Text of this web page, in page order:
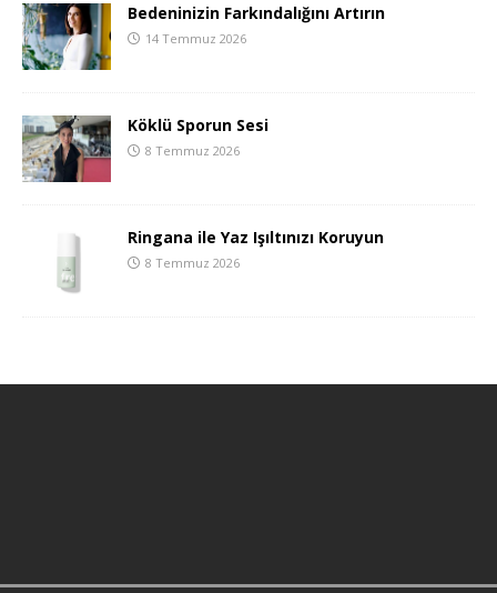
Bedeninizin Farkındalığını Artırın
14 Temmuz 2026
Köklü Sporun Sesi
8 Temmuz 2026
Ringana ile Yaz Işıltınızı Koruyun
8 Temmuz 2026